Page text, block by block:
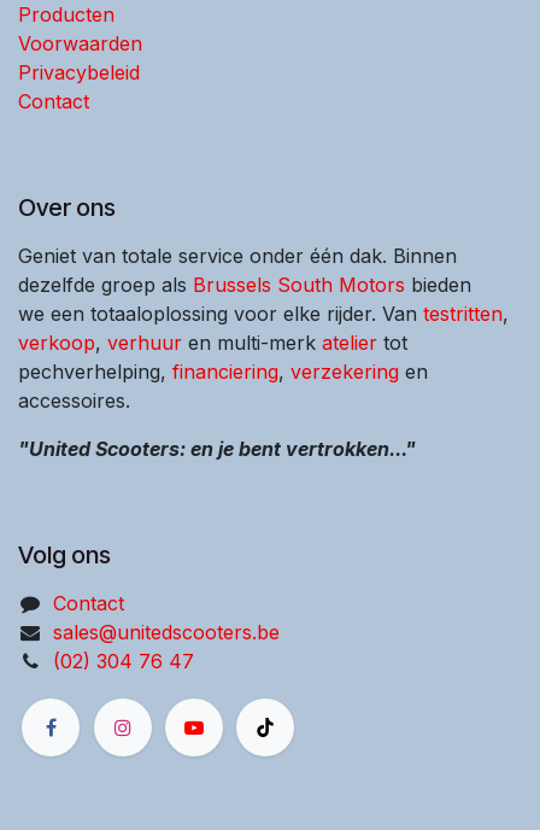
Producten
Voorwaarden
Privacybeleid
Contact
Over ons
Geniet van totale service onder één dak. Binnen
dezelfde groep als Brussels South Motors bieden
we een totaaloplossing voor elke rijder. Van testritten,
verkoop, verhuur en multi-merk atelier tot
pechverhelping, financiering, verzekering en
accessoires.
"United Scooters: en je bent vertrokken..."
Volg ons
Contact
sales@unitedscooters.be
(02) 304 76 47